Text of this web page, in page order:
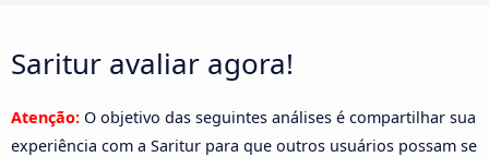
Saritur avaliar agora!
Atenção: O objetivo das seguintes análises é compartilhar sua
experiência com a Saritur para que outros usuários possam se